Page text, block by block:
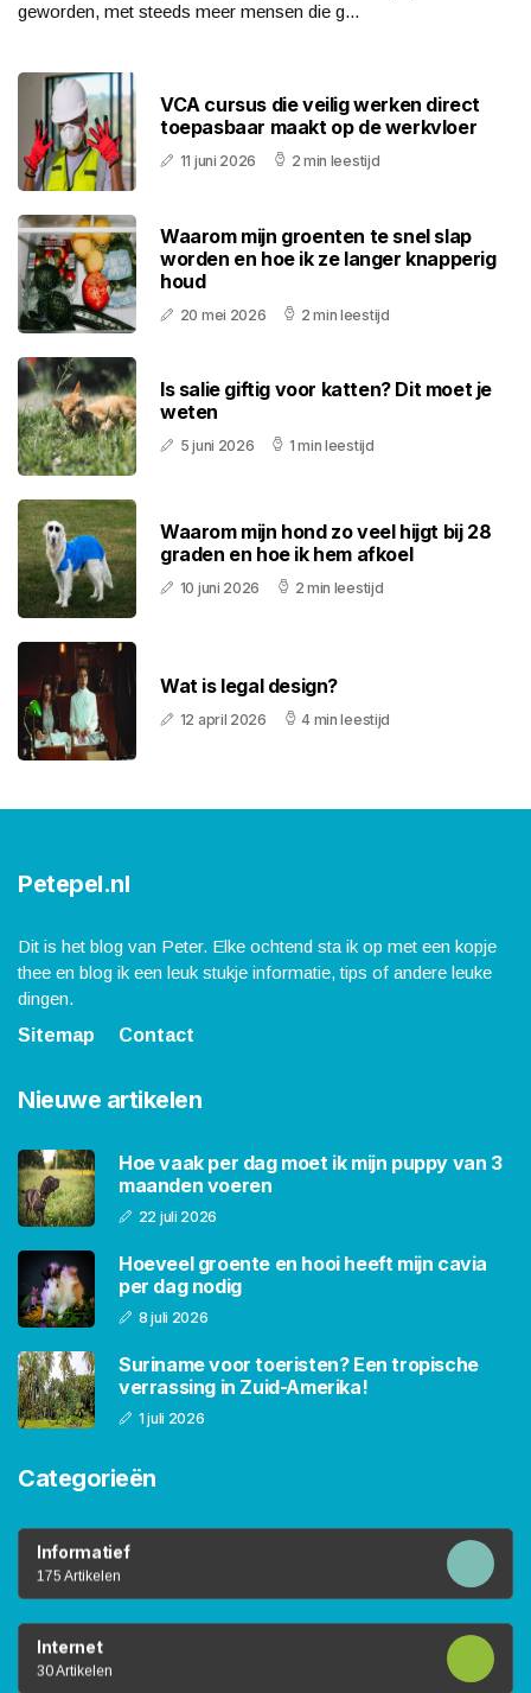
geworden, met steeds meer mensen die g...
VCA cursus die veilig werken direct
toepasbaar maakt op de werkvloer
11 juni 2026 2 min leestijd
Waarom mijn groenten te snel slap
worden en hoe ik ze langer knapperig
houd
20 mei 2026 2 min leestijd
Is salie giftig voor katten? Dit moet je
weten
5 juni 2026 1 min leestijd
Waarom mijn hond zo veel hijgt bij 28
graden en hoe ik hem afkoel
10 juni 2026 2 min leestijd
Wat is legal design?
12 april 2026 4 min leestijd
Petepel.nl
Dit is het blog van Peter. Elke ochtend sta ik op met een kopje
thee en blog ik een leuk stukje informatie, tips of andere leuke
dingen.
Sitemap
Contact
Nieuwe artikelen
Hoe vaak per dag moet ik mijn puppy van 3
maanden voeren
22 juli 2026
Hoeveel groente en hooi heeft mijn cavia
per dag nodig
8 juli 2026
Suriname voor toeristen? Een tropische
verrassing in Zuid-Amerika!
1 juli 2026
Categorieën
Informatief
175 Artikelen
Internet
30 Artikelen